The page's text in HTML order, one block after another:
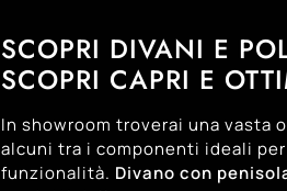
SCOPRI DIVANI E
SCOPRI CAPRI E
In showroom troverai una vasta
alcuni tra i componenti ideali
funzionalità. Divano con